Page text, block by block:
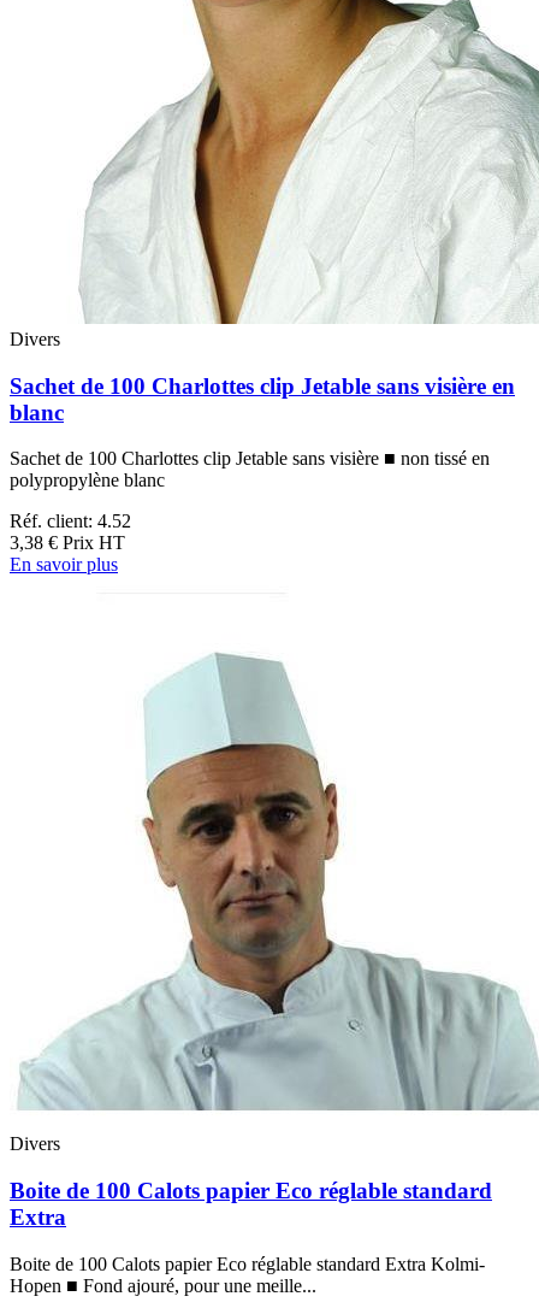
Divers
Sachet de 100 Charlottes clip Jetable sans visière en
blanc
Sachet de 100 Charlottes clip Jetable sans visière ■ non tissé en
polypropylène blanc
Réf. client: 4.52
3,38 € Prix HT
En savoir plus
Divers
Boite de 100 Calots papier Eco réglable standard
Extra
Boite de 100 Calots papier Eco réglable standard Extra Kolmi-
Hopen ■ Fond ajouré, pour une meille...